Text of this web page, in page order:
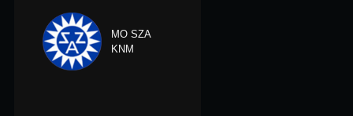
MO SZA
KNM